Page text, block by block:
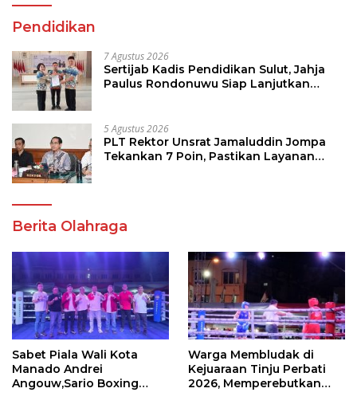
Pendidikan
7 Agustus 2026
Sertijab Kadis Pendidikan Sulut, Jahja
Paulus Rondonuwu Siap Lanjutkan
5 Agustus 2026
PLT Rektor Unsrat Jamaluddin Jompa
Tekankan 7 Poin, Pastikan Layanan
Berita Olahraga
Sabet Piala Wali Kota
Manado Andrei
Angouw,Sario Boxing
Warga Membludak di
Kejuaraan Tinju Perbati
2026, Memperebutkan